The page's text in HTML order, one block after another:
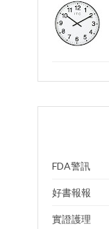
FDA警訊
好書報報
實證護理